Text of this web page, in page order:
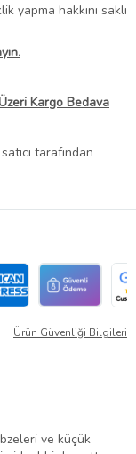
yapma hakkını saklı
Kargo Bedava
tarafından
Ürün Güvenliği Bilgileri
ve küçük